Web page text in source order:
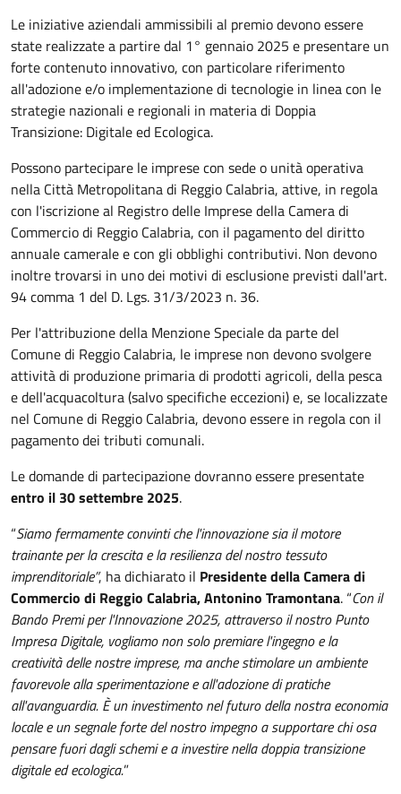
Le iniziative aziendali ammissibili al premio devono essere
state realizzate a partire dal 1° gennaio 2025 e presentare un
forte contenuto innovativo, con particolare riferimento
all'adozione e/o implementazione di tecnologie in linea con le
strategie nazionali e regionali in materia di Doppia
Transizione: Digitale ed Ecologica.
Possono partecipare le imprese con sede o unità operativa
nella Città Metropolitana di Reggio Calabria, attive, in regola
con l'iscrizione al Registro delle Imprese della Camera di
Commercio di Reggio Calabria, con il pagamento del diritto
annuale camerale e con gli obblighi contributivi. Non devono
inoltre trovarsi in uno dei motivi di esclusione previsti dall'art.
94 comma 1 del D. Lgs. 31/3/2023 n. 36.
Per l'attribuzione della Menzione Speciale da parte del
Comune di Reggio Calabria, le imprese non devono svolgere
attività di produzione primaria di prodotti agricoli, della pesca
e dell'acquacoltura (salvo specifiche eccezioni) e, se localizzate
nel Comune di Reggio Calabria, devono essere in regola con il
pagamento dei tributi comunali.
Le domande di partecipazione dovranno essere presentate
entro il 30 settembre 2025.
“Siamo fermamente convinti che l'innovazione sia il motore
trainante per la crescita e la resilienza del nostro tessuto
imprenditoriale”, ha dichiarato il Presidente della Camera di
Commercio di Reggio Calabria, Antonino Tramontana. “Con il
Bando Premi per l'Innovazione 2025, attraverso il nostro Punto
Impresa Digitale, vogliamo non solo premiare l'ingegno e la
creatività delle nostre imprese, ma anche stimolare un ambiente
favorevole alla sperimentazione e all'adozione di pratiche
all'avanguardia. È un investimento nel futuro della nostra economia
locale e un segnale forte del nostro impegno a supportare chi osa
pensare fuori dagli schemi e a investire nella doppia transizione
digitale ed ecologica.”